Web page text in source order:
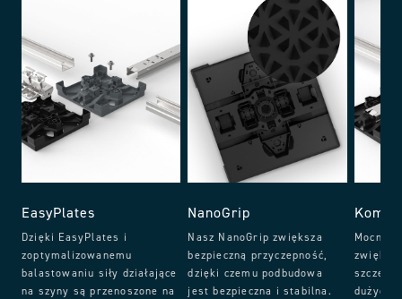
EasyPlates
Dzięki EasyPlates i
zoptymalizowanemu
balastowaniu siły działające
na szyny są przenoszone na
NanoGrip
Nasz NanoGrip zwiększa
bezpieczną przyczepność,
dzięki czemu podbudowa
jest bezpieczna i stabilna.
Mocne
dużych